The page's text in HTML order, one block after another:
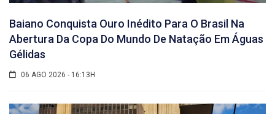
Baiano Conquista Ouro Inédito Para O Brasil Na
Abertura Da Copa Do Mundo De Natação Em Águas
Gélidas
06 AGO 2026 - 16:13H